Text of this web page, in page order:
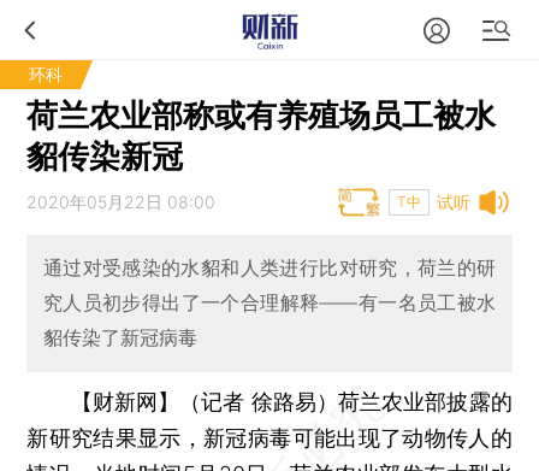
环科
荷兰农业部称或有养殖场员工被水
貂传染新冠
试听
2020年05月22日 08:00 T中
通过对受感染的水貂和人类进行比对研究，荷兰的研
究人员初步得出了一个合理解释——有一名员工被水
貂传染了新冠病毒
【财新网】（记者 徐路易） 荷兰农业部披露的
新研究结果显示，新冠病毒可能出现了动物传人的